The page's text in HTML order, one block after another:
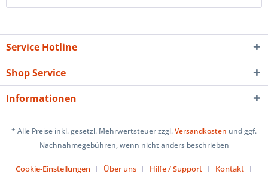
Service Hotline
Shop Service
Informationen
* Alle Preise inkl. gesetzl. Mehrwertsteuer zzgl.Versandkosten und ggf.
Nachnahmegebühren, wenn nicht anders beschrieben
Cookie-Einstellungen Über uns Hilfe / Support Kontakt